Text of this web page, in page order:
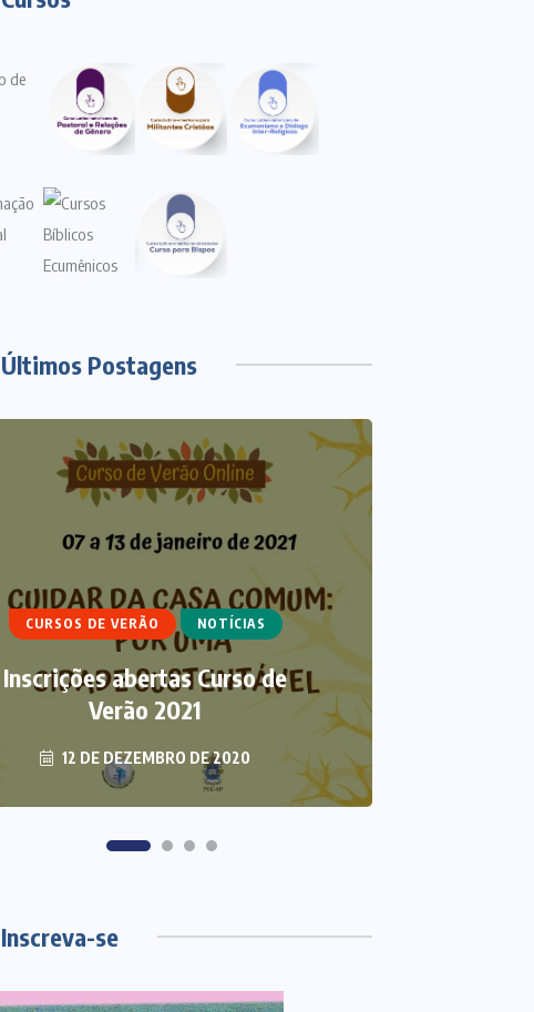
Últimos Postagens
CURSOS DE VERÃO NOTÍCIAS
Inscrições abertas Curso de
Verão 2021
12 DE DEZEMBRO DE 2020
ECUMENISMO
TRANSFORMADOR: ENTRE A
TERRA, OS POVOS E A
ESPERANÇA
6 DE AGOSTO DE 2026
Inscreva-se